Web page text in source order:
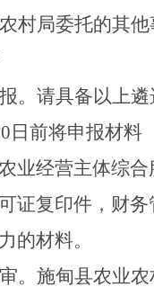
农村局委托的其
。 请具备以上
日前将申报材料
业经营主体综
证复印件，财
的材料。
。 施甸县农业